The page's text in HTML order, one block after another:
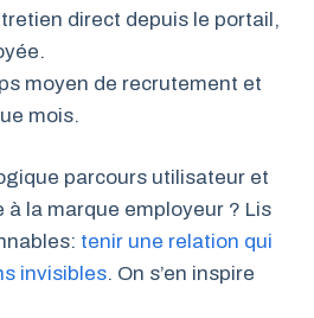
direct depuis le portail,
moyen de recrutement et
mois.
parcours utilisateur et
la marque employeur ? Lis
tenir une relation qui
invisibles. On s’en inspire